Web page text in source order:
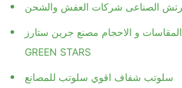
الصناعى شركات العفش والشحن
و الاحجام مصنع جرين ستارز -
GREEN STARS
سلوتب شفاف اقوي سلوتب للمصانع